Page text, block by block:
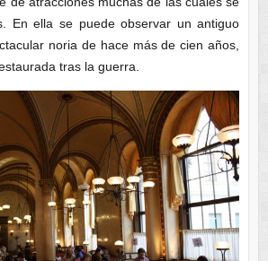
En ella se puede observar un antiguo
noria de hace más de cien años,
tras la guerra.